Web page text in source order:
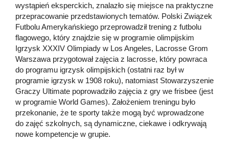
wystąpień eksperckich, znalazło się miejsce na praktyczne
przepracowanie przedstawionych tematów. Polski Związek
Futbolu Amerykańskiego przeprowadził trening z futbolu
flagowego, który znajdzie się w programie olimpijskim
Igrzysk XXXIV Olimpiady w Los Angeles, Lacrosse Grom
Warszawa przygotował zajęcia z lacrosse, który powraca
do programu igrzysk olimpijskich (ostatni raz był w
programie igrzysk w 1908 roku), natomiast Stowarzyszenie
Graczy Ultimate poprowadziło zajęcia z gry we frisbee (jest
w programie World Games). Założeniem treningu było
przekonanie, że te sporty także mogą być wprowadzone
do zajęć szkolnych, są dynamiczne, ciekawe i odkrywają
nowe kompetencje w grupie.